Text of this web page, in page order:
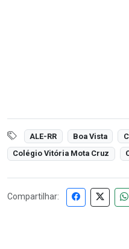
ALE-RR Boa Vista
Colégio Vitória Mota Cruz
Compartilhar: